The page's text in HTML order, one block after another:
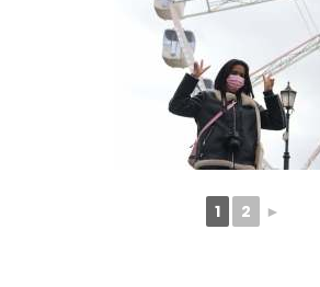
1 2 ►